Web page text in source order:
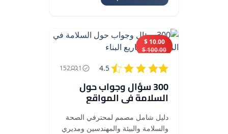
المهنية.
10.00 $
100.00 $
4.5
1
152
300 سؤال وجواب حول
السلامة في المواقع
ومشاريع البناء...
دليل شامل مصمم لمحترفي الصحة
والسلامة والبيئة والمهندسين ومديري